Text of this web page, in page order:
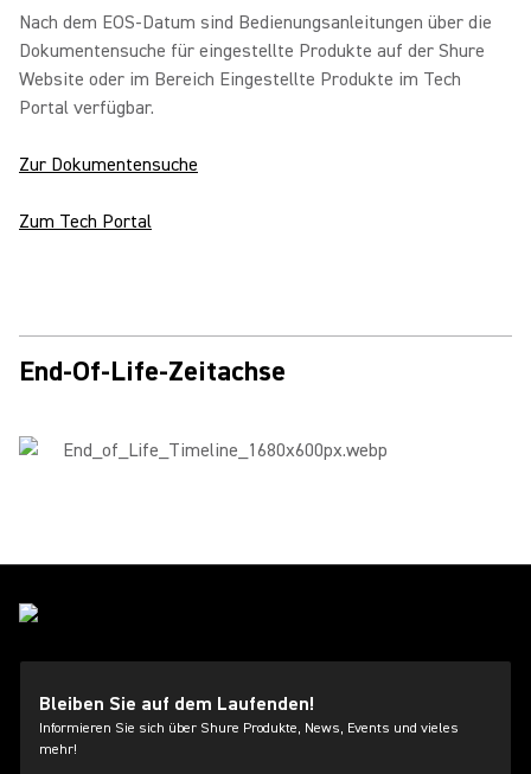
Nach dem EOS-Datum sind Bedienungsanleitungen über die
Dokumentensuche für eingestellte Produkte auf der Shure
Website oder im Bereich Eingestellte Produkte im Tech
Portal verfügbar.
Zur Dokumentensuche
Zum Tech Portal
End-Of-Life-Zeitachse
Bleiben Sie auf dem Laufenden!
Informieren Sie sich über Shure Produkte, News, Events und vieles
mehr!